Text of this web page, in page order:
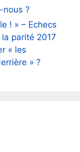
nous ?
! » – Echecs
parité 2017
« les
» ?